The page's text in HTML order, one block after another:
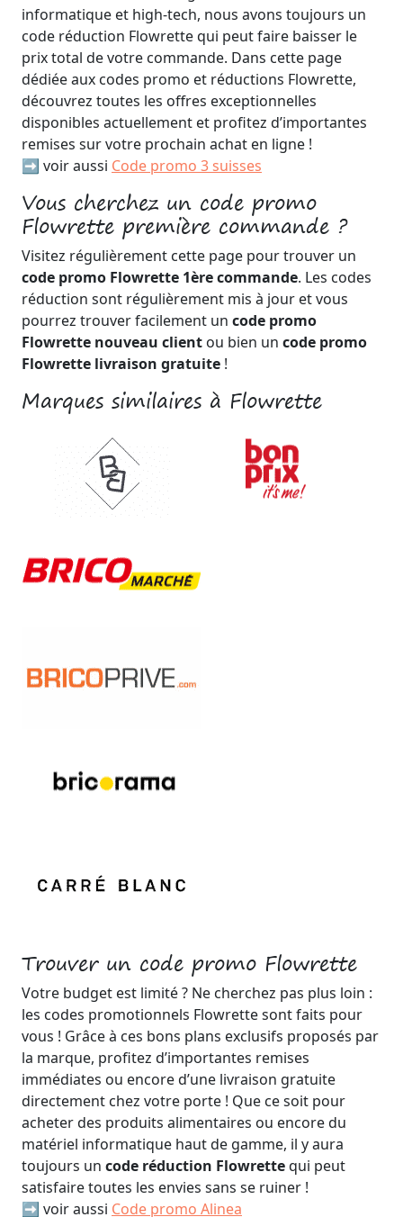
informatique et high-tech, nous avons toujours un
code réduction Flowrette qui peut faire baisser le
prix total de votre commande. Dans cette page
dédiée aux codes promo et réductions Flowrette,
découvrez toutes les offres exceptionnelles
disponibles actuellement et profitez d’importantes
remises sur votre prochain achat en ligne !
➡️ voir aussi Code promo 3 suisses
Vous cherchez un code promo
Flowrette première commande ?
Visitez régulièrement cette page pour trouver un
code promo Flowrette 1ère commande. Les codes
réduction sont régulièrement mis à jour et vous
pourrez trouver facilement un code promo
Flowrette nouveau client ou bien un code promo
Flowrette livraison gratuite !
Marques similaires à Flowrette
Trouver un code promo Flowrette
Votre budget est limité ? Ne cherchez pas plus loin :
les codes promotionnels Flowrette sont faits pour
vous ! Grâce à ces bons plans exclusifs proposés par
la marque, profitez d’importantes remises
immédiates ou encore d’une livraison gratuite
directement chez votre porte ! Que ce soit pour
acheter des produits alimentaires ou encore du
matériel informatique haut de gamme, il y aura
toujours un code réduction Flowrettequi peut
satisfaire toutes les envies sans se ruiner !
➡️ voir aussi Code promo Alinea